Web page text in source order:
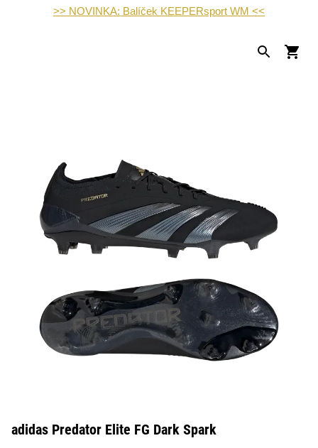
>> NOVINKA: Balíček KEEPERsport WM <<
adidas Predator Elite FG Dark Spark